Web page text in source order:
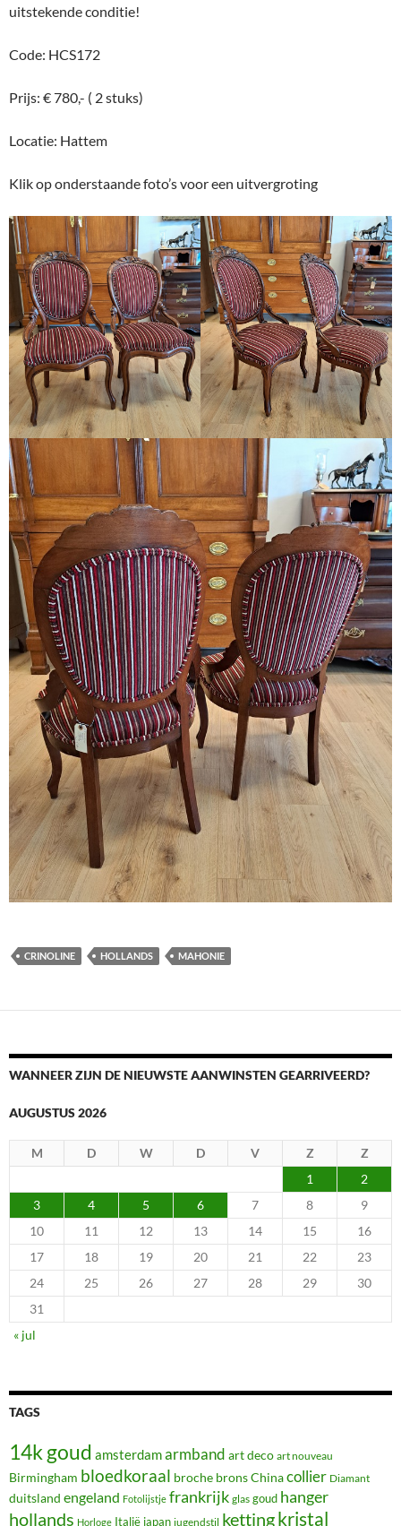
uitstekende conditie!
Code: HCS172
Prijs: € 780,- ( 2 stuks)
Locatie: Hattem
Klik op onderstaande foto’s voor een uitvergroting
CRINOLINE HOLLANDS MAHONIE
WANNEER ZIJN DE NIEUWSTE AANWINSTEN GEARRIVEERD?
AUGUSTUS 2026
M D W D V Z
Z
1
2
3
4 5 6 7 8
9
10
11 12 13 14 15
16
17
18 19 20 21 22
23
24
25 26 27 28 29
30
31
« jul
TAGS
14k goud amsterdamarmband art deco art nouveau
Birmingham bloedkoraal broche bronsChinacollier Diamant
duitsland engeland Fotolijstje frankrijk glas goud hanger
hollands Horloge Italië japan jugendstil kettingkristal